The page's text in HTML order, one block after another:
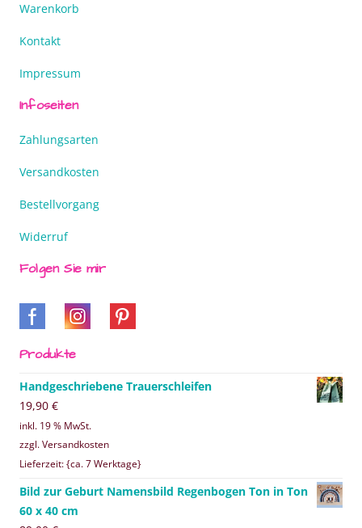
Warenkorb
Kontakt
Impressum
Infoseiten
Zahlungsarten
Versandkosten
Bestellvorgang
Widerruf
Folgen Sie mir
Produkte
Handgeschriebene Trauerschleifen
19,90 €
inkl. 19 % MwSt.
zzgl. Versandkosten
Lieferzeit: {ca. 7 Werktage}
Bild zur Geburt Namensbild Regenbogen Ton in Ton
60 x 40 cm